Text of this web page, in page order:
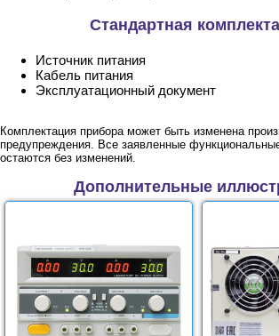
Стандартная
Источник питания
Кабель питания
Эксплуатационный документ
Комплектация прибора может быть изменена
предупреждения. Все заявленные
остаются без изменений.
Дополнительные